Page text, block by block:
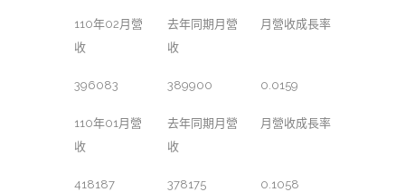
110年02月營
收
去年同期月營
收
月營收成長率
396083 389900 0.0159
110年01月營
收
去年同期月營
收
月營收成長率
418187 378175 0.1058